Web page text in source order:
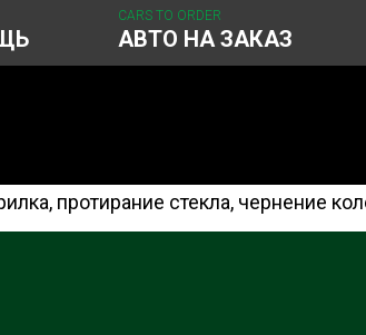
CARS TO ORDER
АВТО НА ЗАКАЗ
Обслуживание
протирание стекла, чернение